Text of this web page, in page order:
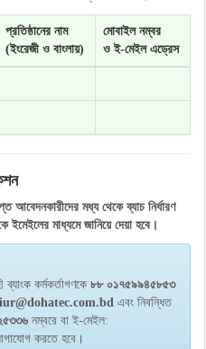
প্রতিষ্ঠানের নাম
(ইংরেজী ও বাংলায়)
মোবাইল নম্বর
ও ই-মেইল এড্রেস
আবেদনকারীদের মধ্য থেকে ব্যাচ নির্ধারণ
ইমেইলের মাধ্যমে জানিয়ে দেয়া হবে।
কর্মকর্তাগণকে ৮৮ ০১৭৫৯৯৪৫৮৫৩
এবং নিবন্ধিত
নম্বরে বা ই-মেইল:
করতে হবে।